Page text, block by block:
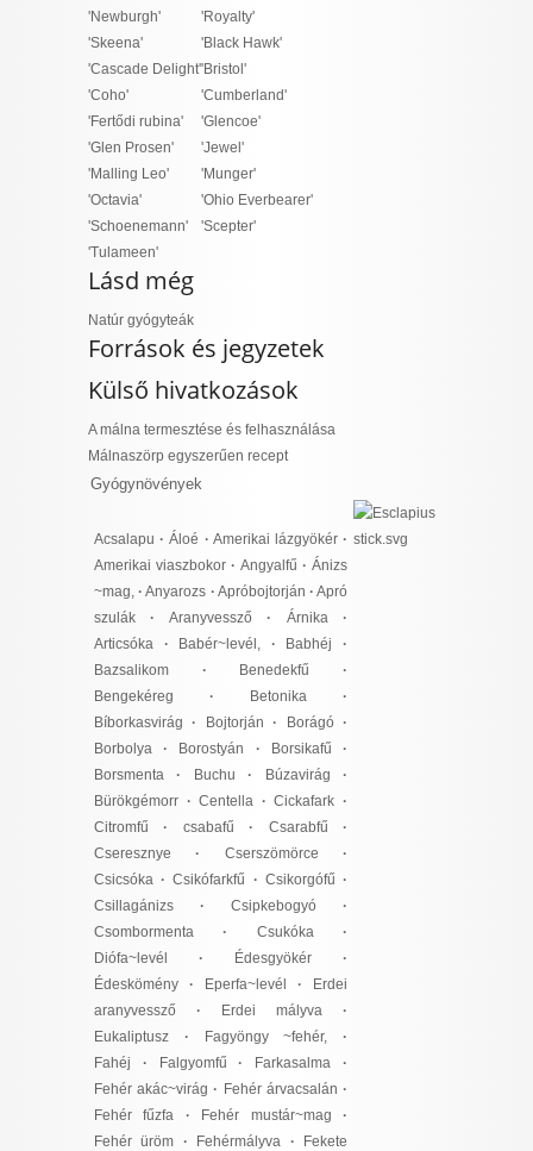
'Newburgh'
'Skeena'
'Cascade Delight'
'Coho'
'Fertődi rubina'
'Glen Prosen'
'Malling Leo'
'Octavia'
'Schoenemann'
'Tulameen'
'Royalty'
'Black Hawk'
'Bristol'
'Cumberland'
'Glencoe'
'Jewel'
'Munger'
'Ohio Everbearer'
'Scepter'
Lásd még
Natúr gyógyteák
Források és jegyzetek
Külső hivatkozások
A málna termesztése és felhasználása
Málnaszörp egyszerűen recept
Gyógynövények
Acsalapu · Áloé · Amerikai lázgyökér·
Amerikai viaszbokor · Angyalfű · Ánizs
~mag, · Anyarozs · Apróbojtorján · Apró
szulák · Aranyvessző· Árnika·
Articsóka · Babér~levél, · Babhéj
·
Bazsalikom · Benedekfű ·
Bengekéreg · Betonika ·
Bíborkasvirág · Bojtorján · Borágó ·
Borbolya · Borostyán · Borsikafű ·
Borsmenta · Buchu · Búzavirág ·
Bürökgémorr · Centella · Cickafark ·
Citromfű · csabafű · Csarabfű ·
Cseresznye · Cserszömörce ·
Csicsóka · Csikófarkfű · Csikorgófű ·
Csillagánizs · Csipkebogyó ·
Csombormenta · Csukóka·
Diófa~levél
· Édesgyökér ·
Édeskömény · Eperfa~levél · Erdei
aranyvessző · Erdei mályva ·
Eukaliptusz · Fagyöngy ~fehér, ·
Fahéj · Falgyomfű · Farkasalma ·
Fehér akác~virág · Fehér árvacsalán ·
Fehér fűzfa · Fehér mustár~mag ·
Fehér üröm · Fehérmályva · Fekete